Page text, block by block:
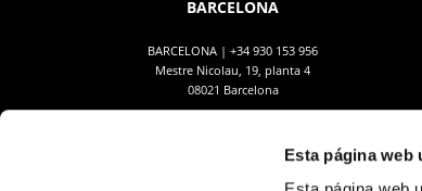
Esta página web
BARCELONA
BARCELONA |+34 930 153 956
Mestre Nicolau, 19, planta 4
08021 Barcelona